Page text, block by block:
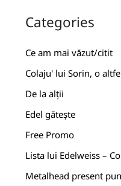
Categories
Ce am mai văzut/citit
Colaju' lui Sorin, o
De la alții
Edel gătește
Free Promo
Lista lui Edelweiss –
Metalhead present